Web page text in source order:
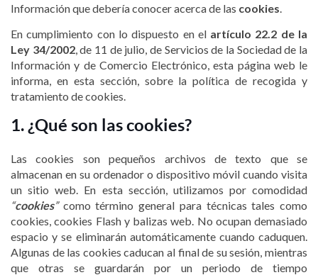
Información que debería conocer acerca de las cookies
En cumplimiento con lo dispuesto en el artículo 22.2 de la
Ley 34/2002, de 11 de julio, de Servicios de la Sociedad de la
Información y de Comercio Electrónico, esta página web le
informa, en esta sección, sobre la política de recogida y
tratamiento de cookies.
1. ¿Qué son las cookies?
Las cookies son pequeños archivos de texto que se
almacenan en su ordenador o dispositivo móvil cuando visita
un sitio web. En esta sección, utilizamos por comodidad
“cookies”como término general para técnicas tales como
cookies, cookies Flash y balizas web. No ocupan demasiado
espacio y se eliminarán automáticamente cuando caduquen.
Algunas de las cookies caducan al final de su sesión, mientras
que otras se guardarán por un periodo de tiempo